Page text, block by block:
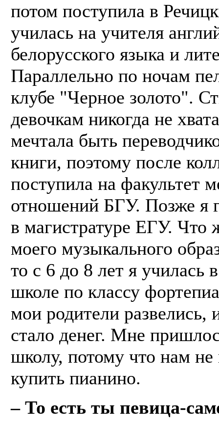
потом поступила в
училась на учителя
белорусского языка и
Параллельно по ночам
клубе "Черное золото".
девочкам никогда не
мечтала быть
книги, поэтому после
поступила на факультет
отношений БГУ. Позже я
в магистратуре ЕГУ. Что
моего музыкального
то с 6 до 8 лет я училась
школе по классу
мои родители развелись,
стало денег. Мне
школу, потому что нам
купить пианино.
– То есть ты певица-